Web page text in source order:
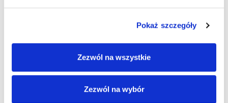
Pokaż szczegóły
Zezwól na wszystkie
Zezwól na wybór
4 GB